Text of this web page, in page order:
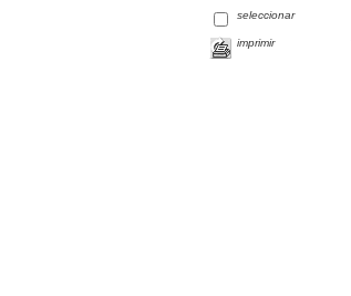
seleccionar
imprimir